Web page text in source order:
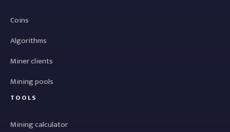
Coins
Algorithms
Miner clients
Mining pools
TOOLS
Mining calculator